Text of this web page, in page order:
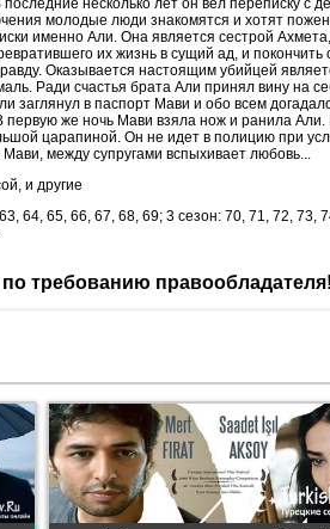
несколько лет он вел переписку с
молодые люди знакомятся и хотят
именно Али. Она является сестрой Ахмета,
их жизнь в сущий ад, и покончить
Оказывается настоящим убийцей
Ради счастья брата Али принял вину на
заглянул в паспорт Мави и обо всем
же ночь Мави взяла нож и ранила
царапиной. Он не идет в полицию при
между супругами вспыхивает любовь...
и другие
64, 65, 66, 67, 68, 69; 3 сезон: 70, 71, 72, 73,
требованию